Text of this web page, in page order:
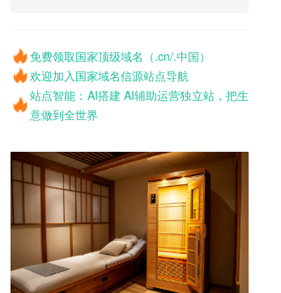
免费领取国家顶级域名（.cn/.中国）
欢迎加入国家域名信源站点导航
站点智能：AI搭建 AI辅助运营独立站，把生
意做到全世界